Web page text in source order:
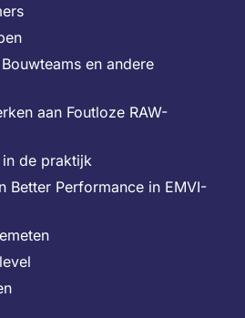
en andere
aan Foutloze RAW-
in de praktijk
Better Performance in EMVI-